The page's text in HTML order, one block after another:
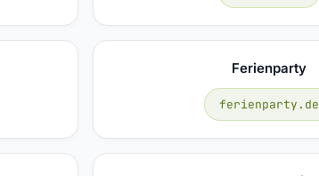
Ferienparty
ferienparty.de